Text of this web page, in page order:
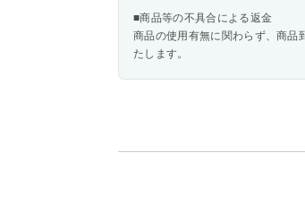
■商品等の不具合による返金
商品の使用有無に関わらず、商品
たします。